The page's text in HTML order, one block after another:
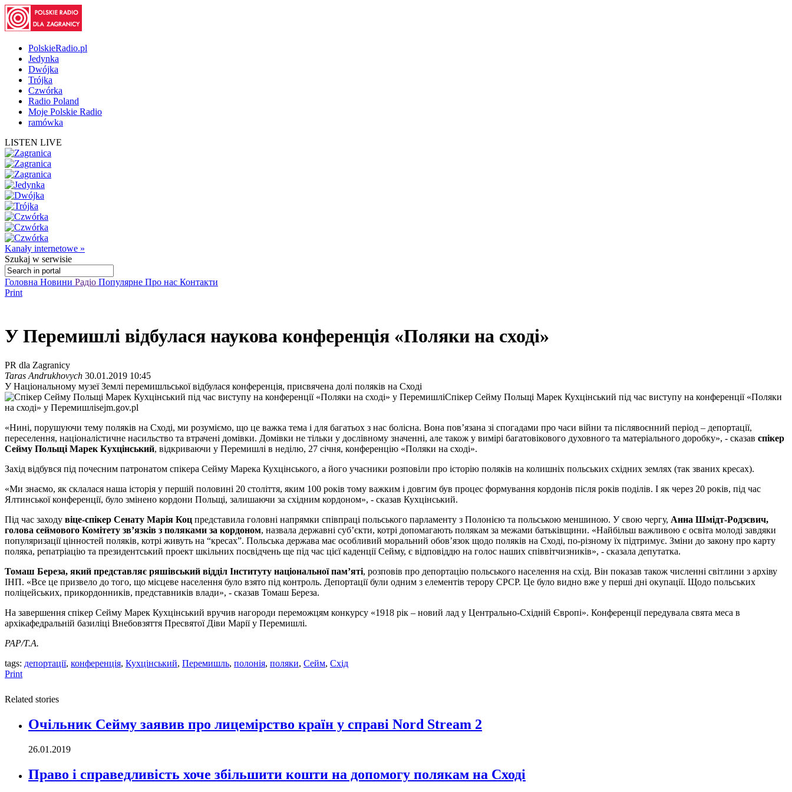
PolskieRadio.pl
Jedynka
Dwójka
Trójka
Czwórka
Radio Poland
Moje Polskie Radio
ramówka
LISTEN LIVE
Kanały internetowe »
Szukaj w serwisie
Головна Новини Радіо Популярне Про нас Контакти
Print
У Перемишлі відбулася наукова конференція «Поляки на сході»
PR dla Zagranicy
Taras Andrukhovych 30.01.2019 10:45
У Національному музеї Землі перемишльської відбулася конференція, присвячена долі поляків на Сході
Спікер Сейму Польщі Марек Кухцінський під час виступу на конференції «Поляки
на сході» у Перемишліsejm.gov.pl
«Нині, порушуючи тему поляків на Сході, ми розуміємо, що це важка тема і для багатьох з нас болісна. Вона пов’язана зі спогадами про часи війни та післявоєнний період – депортації,
переселення, націоналістичне насильство та втрачені домівки. Домівки не тільки у дослівному значенні, але також у вимірі багатовікового духовного та матеріального доробку», - сказав спікер
Сейму Польщі Марек Кухцінський, відкриваючи у Перемишлі в неділю, 27 січня, конференцію «Поляки на сході».
Захід відбувся під почесним патронатом спікера Сейму Марека Кухцінського, а його учасники розповіли про історію поляків на колишніх польських східних землях (так званих кресах).
«Ми знаємо, як склалася наша історія у першій половині 20 століття, яким 100 років тому важким і довгим був процес формування кордонів після років поділів. І як через 20 років, під час
Ялтинської конференції, було змінено кордони Польщі, залишаючи за східним кордоном», - сказав Кухцінський.
Під час заходу віце-спікер Сенату Марія Коц представила головні напрямки співпраці польського парламенту з Полонією та польською меншиною. У свою чергу, Анна Шмідт-Родзєвич,
голова сеймового Комітету зв’язків з поляками за кордоном, назвала державні суб’єкти, котрі допомагають полякам за межами батьківщини. «Найбільш важливою є освіта молоді завдяки
популяризації цінностей поляків, котрі живуть на “кресах”. Польська держава має особливий моральний обов’язок щодо поляків на Сході, по-різному їх підтримує. Зміни до закону про карту
поляка, репатріацію та президентський проект шкільних посвідчень ще під час цієї каденції Сейму, є відповіддю на голос наших співвітчизників», - сказала депутатка.
Томаш Береза, який представляє ряшівський відділ Інституту національної пам’яті, розповів про депортацію польського населення на схід. Він показав також численні світлини з архіву
ІНП. «Все це призвело до того, що місцеве населення було взято під контроль. Депортації були одним з елементів терору СРСР. Це було видно вже у перші дні окупації. Щодо польських
поліцейських, прикордонників, представників влади», - сказав Томаш Береза.
На завершення спікер Сейму Марек Кухцінський вручив нагороди переможцям конкурсу «1918 рік – новий лад у Центрально-Східній Європі». Конференції передувала свята меса в
архікафедральній базиліці Внебовзяття Пресвятої Діви Марії у Перемишлі.
PAP/Т.А.
tags: депортації, конференція, Кухцінський, Перемишль, полонія, поляки, Сейм, Схід
Print
Related stories
Очільник Сейму заявив про лицемірство країн у справі Nord Stream 2
26.01.2019
Право і справедливість хоче збільшити кошти на допомогу полякам на Сході